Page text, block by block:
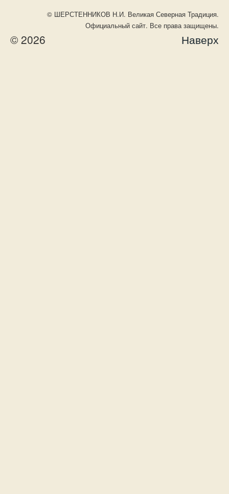
© ШЕРСТЕННИКОВ Н.И. Великая Северная Традиция.
Официальный сайт. Все права защищены.
Наверх
© 2026